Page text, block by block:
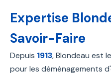
Expertise
Savoir-Faire
Depuis 1913, Blondeau est
pour les déménagements